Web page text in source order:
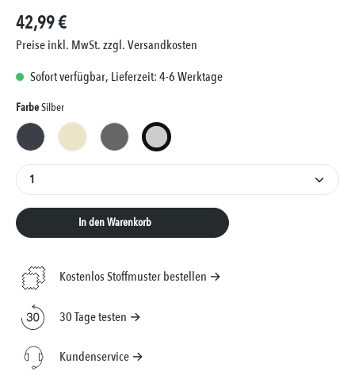
42,99 €
Preise inkl. MwSt. zzgl. Versandkosten
Sofort verfügbar, Lieferzeit: 4-6 Werktage
FarbeAuswählen
Silber
Anthrazit Creme Grau Silber
Produkt Anzahl: Gib den gewünschten Wert ein
In den Warenkorb
Kostenlos Stoffmuster bestellen →
30 Tage testen →
Kundenservice →